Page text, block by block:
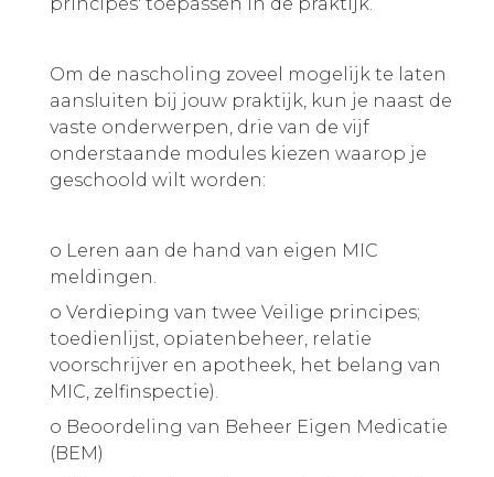
Om de nascholing zoveel mogelijk te laten
aansluiten bij jouw praktijk, kun je naast de
vaste onderwerpen, drie van de vijf
onderstaande modules kiezen waarop je
geschoold wilt worden:
o Leren aan de hand van eigen MIC
meldingen.
o Verdieping van twee Veilige principes;
toedienlijst, opiatenbeheer, relatie
voorschrijver en apotheek, het belang van
MIC, zelfinspectie).
o Beoordeling van Beheer Eigen Medicatie
(BEM)